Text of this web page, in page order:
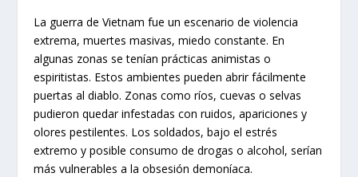
La guerra de Vietnam fue un escenario de violencia
extrema, muertes masivas, miedo constante. En
algunas zonas se tenían prácticas animistas o
espiritistas. Estos ambientes pueden abrir fácilmente
puertas al diablo. Zonas como ríos, cuevas o selvas
pudieron quedar infestadas con ruidos, apariciones y
olores pestilentes. Los soldados, bajo el estrés
extremo y posible consumo de drogas o alcohol, serían
más vulnerables a la obsesión demoníaca.